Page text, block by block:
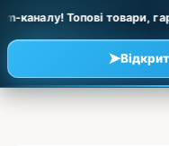
Топові товари,
➤